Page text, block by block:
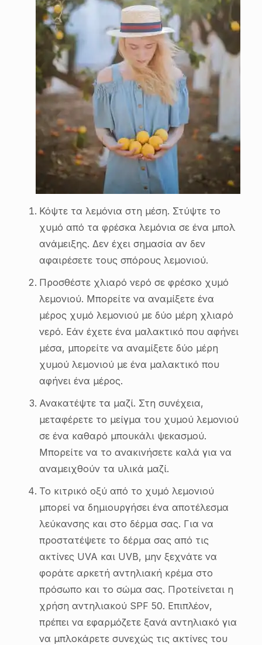
Κόψτε τα λεμόνια στη μέση. Στύψτε το
χυμό από τα φρέσκα λεμόνια σε ένα μπολ
ανάμειξης. Δεν έχει σημασία αν δεν
αφαιρέσετε τους σπόρους λεμονιού.
Προσθέστε χλιαρό νερό σε φρέσκο χυμό
λεμονιού. Μπορείτε να αναμίξετε ένα
μέρος χυμό λεμονιού με δύο μέρη χλιαρό
νερό. Εάν έχετε ένα μαλακτικό που αφήνει
μέσα, μπορείτε να αναμίξετε δύο μέρη
χυμού λεμονιού με ένα μαλακτικό που
αφήνει ένα μέρος.
Ανακατέψτε τα μαζί. Στη συνέχεια,
μεταφέρετε το μείγμα του χυμού λεμονιού
σε ένα καθαρό μπουκάλι ψεκασμού.
Μπορείτε να το ανακινήσετε καλά για να
αναμειχθούν τα υλικά μαζί.
Το κιτρικό οξύ από το χυμό λεμονιού
μπορεί να δημιουργήσει ένα αποτέλεσμα
λεύκανσης και στο δέρμα σας. Για να
προστατέψετε το δέρμα σας από τις
ακτίνες UVA και UVB, μην ξεχνάτε να
φοράτε αρκετή αντηλιακή κρέμα στο
πρόσωπο και το σώμα σας. Προτείνεται η
χρήση αντηλιακού SPF 50. Επιπλέον,
πρέπει να εφαρμόζετε ξανά αντηλιακό για
να μπλοκάρετε συνεχώς τις ακτίνες του